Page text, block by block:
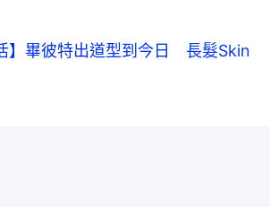
】畢彼特出道型到今日 長髮Skin